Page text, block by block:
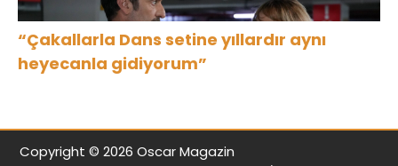
“Çakallarla Dans setine yıllardır aynı
heyecanla gidiyorum”
Copyright © 2026 Oscar Magazin